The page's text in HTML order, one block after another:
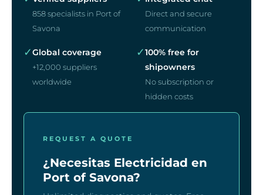
858 specialists in Port of
Savona
Direct and secure
communication
✓Global coverage
+12,000 suppliers
worldwide
✓100% free for
shipowners
No subscription or
hidden costs
REQUEST A QUOTE
¿Necesitas Electricidad en
Port of Savona?